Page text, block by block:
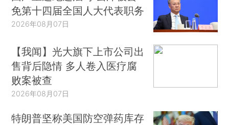
免第十四届全国人大代表职务
2026年08月07日
【我闻】光大旗下上市公司出
售背后隐情 多人卷入医疗腐
败案被查
2026年08月07日
特朗普坚称美国防空弹药库存